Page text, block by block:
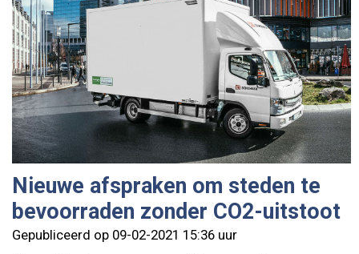
Nieuwe afspraken om steden te
bevoorraden zonder CO2-uitstoot
Gepubliceerd op 09-02-2021 15:36 uur